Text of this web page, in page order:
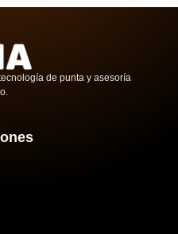
de punta y asesoría